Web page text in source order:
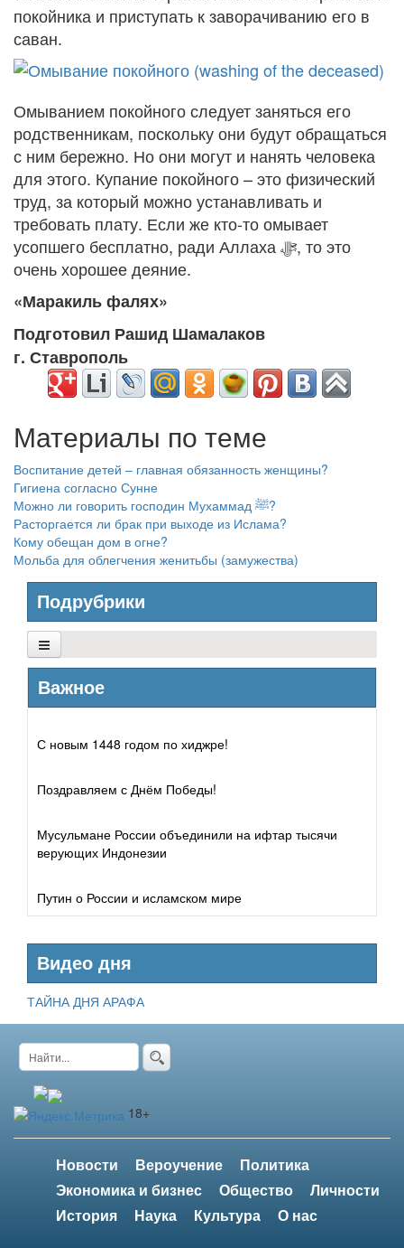
покойника и приступать к заворачиванию его в
саван.
Омыванием покойного следует заняться его
родственникам, поскольку они будут обращаться
с ним бережно. Но они могут и нанять человека
для этого. Купание покойного – это физический
труд, за который можно устанавливать и
требовать плату. Если же кто-то омывает
усопшего бесплатно, ради Аллаха ﷻ, то это
очень хорошее деяние.
«Маракиль фалях»
Подготовил Рашид Шамалаков
г. Ставрополь
Материалы по теме
Воспитание детей – главная обязанность женщины?
Гигиена согласно Сунне
Можно ли говорить господин Мухаммад ﷺ?
Расторгается ли брак при выходе из Ислама?
Кому обещан дом в огне?
Мольба для облегчения женитьбы (замужества)
Подрубрики
Основы Ислама
Исламское право
Тасаввуф
Грехи
Дуа
Важное
С новым 1448 годом по хиджре!
Поздравляем с Днём Победы!
Мусульмане России объединили на ифтар тысячи
верующих Индонезии
Путин о России и исламском мире
Видео дня
ТАЙНА ДНЯ АРАФА
Новости Вероучение
Политика
Экономика и бизнес
Общество
Личности
История
Наука Культура О нас
18+